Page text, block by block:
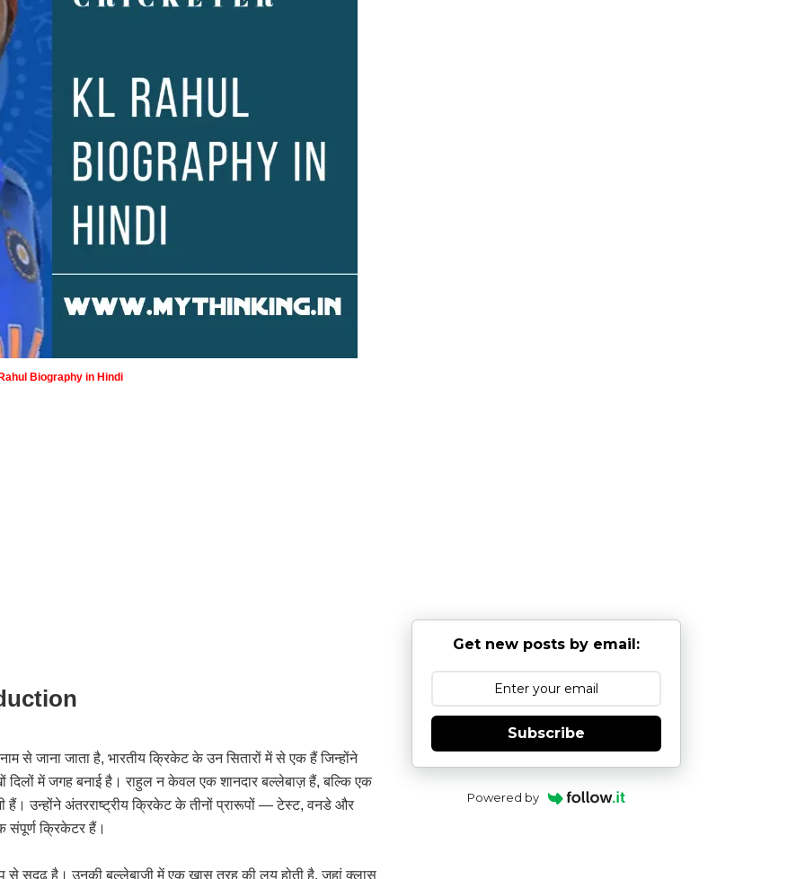
Biography in Hindi
से जाना जाता है, भारतीय क्रिकेट के उन सितारों में से एक हैं जिन्होंने
में जगह बनाई है। राहुल न केवल एक शानदार बल्लेबाज़ हैं, बल्कि एक
हैं। उन्होंने अंतरराष्ट्रीय क्रिकेट के तीनों प्रारूपों — टेस्ट, वनडे और
संपूर्ण क्रिकेटर हैं।
सुदृढ़ है। उनकी बल्लेबाज़ी में एक खास तरह की लय होती है, जहां क्लास
Get new posts by email:
Subscribe
Powered by